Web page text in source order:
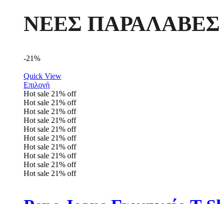
ΝΕΕΣ ΠΑΡΑΛΑΒΕΣ
-21%
Quick View
Επιλογή
Hot sale 21% off
Hot sale 21% off
Hot sale 21% off
Hot sale 21% off
Hot sale 21% off
Hot sale 21% off
Hot sale 21% off
Hot sale 21% off
Hot sale 21% off
Hot sale 21% off